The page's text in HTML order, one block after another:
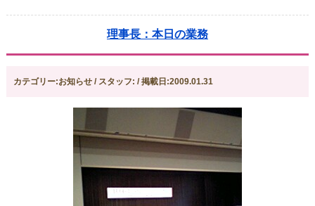
理事長：本日の業務
カテゴリー:お知らせ / スタッフ: / 掲載日:2009.01.31